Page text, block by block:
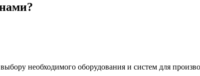
необходимого оборудования и систем для